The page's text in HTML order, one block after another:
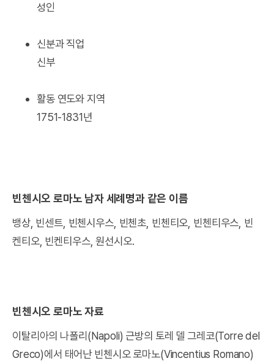
성인
신분과 직업
신부
활동 연도와 지역
1751-1831년
빈첸시오 로마노 남자 세례명과 같은 이름
뱅상, 빈센트, 빈첸시우스, 빈첸초, 빈첸티오, 빈첸티우스, 빈
켄티오, 빈켄티우스, 원선시오.
빈첸시오 로마노 자료
이탈리아의 나폴리(Napoli) 근방의 토레 델 그레코(Torre del
Greco)에서 태어난 빈첸시오 로마노(Vincentius Romano)